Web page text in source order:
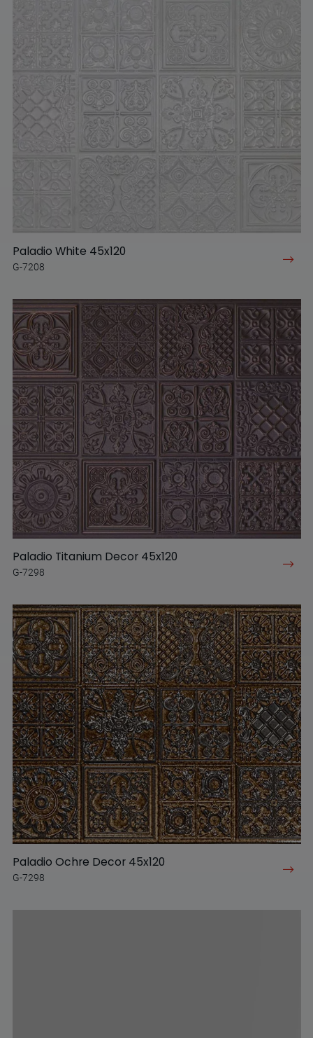
Paladio White 45x120
G-7208
Paladio Titanium Decor 45x120
G-7298
Paladio Ochre Decor 45x120
G-7298